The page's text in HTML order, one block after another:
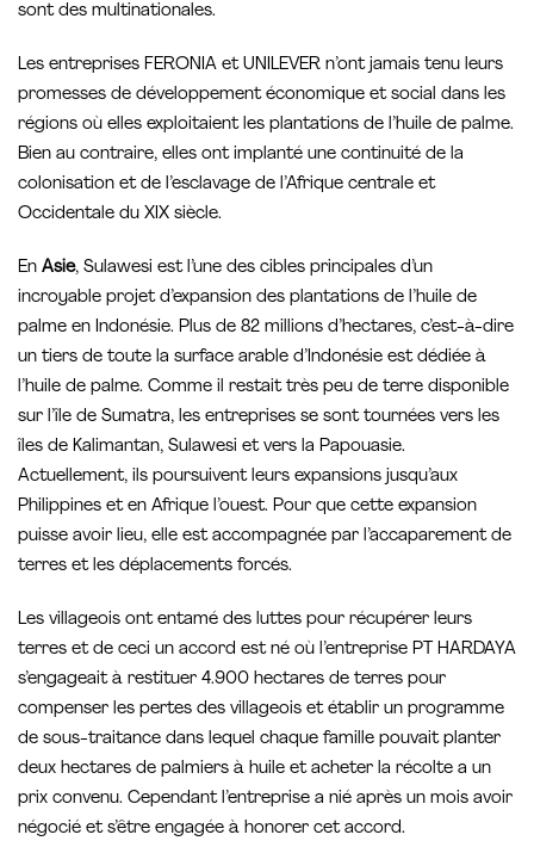
sont des multinationales.
Les entreprises FERONIA et UNILEVER n’ont jamais tenu leurs
promesses de développement économique et social dans les
régions où elles exploitaient les plantations de l’huile de palme.
Bien au contraire, elles ont implanté une continuité de la
colonisation et de l’esclavage de l’Afrique centrale et
Occidentale du XIX siècle.
En Asie, Sulawesi est l’une des cibles principales d’un
incroyable projet d’expansion des plantations de l’huile de
palme en Indonésie. Plus de 82 millions d’hectares, c’est-à-dire
un tiers de toute la surface arable d’Indonésie est dédiée à
l’huile de palme. Comme il restait très peu de terre disponible
sur l’île de Sumatra, les entreprises se sont tournées vers les
îles de Kalimantan, Sulawesi et vers la Papouasie.
Actuellement, ils poursuivent leurs expansions jusqu’aux
Philippines et en Afrique l’ouest. Pour que cette expansion
puisse avoir lieu, elle est accompagnée par l’accaparement de
terres et les déplacements forcés.
Les villageois ont entamé des luttes pour récupérer leurs
terres et de ceci un accord est né où l’entreprise PT HARDAYA
s’engageait à restituer 4.900 hectares de terres pour
compenser les pertes des villageois et établir un programme
de sous-traitance dans lequel chaque famille pouvait planter
deux hectares de palmiers à huile et acheter la récolte a un
prix convenu. Cependant l’entreprise a nié après un mois avoir
négocié et s’être engagée à honorer cet accord.